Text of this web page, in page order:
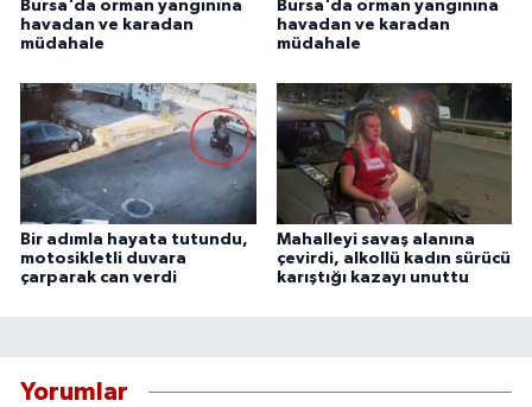
Bursa'da orman yangınına
havadan ve karadan
müdahale
Bursa'da orman yangınına
havadan ve karadan
müdahale
Bir adımla hayata tutundu,
motosikletli duvara
çarparak can verdi
Mahalleyi savaş alanına
çevirdi, alkollü kadın sürücü
karıştığı kazayı unuttu
Yorumlar